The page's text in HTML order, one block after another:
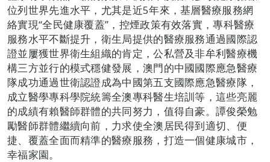
位列世界先進水平，尤其是近5年來，基層醫療服務網
絡實現“全民健康覆蓋”，控煙政策有效落實，專科醫療
服務水平不斷提升，衛生局提供的醫療服務通過國際認
證並屢獲世界衛生組織的肯定，公私營及非牟利醫療機
構三方並行的模式穩健發展，澳門的中國國際應急醫療
隊成功通過世衛認證成為中國第五支國際應急醫療隊，
成立醫學專科學院統籌全澳專科醫生培訓等，這些亮麗
的成績有賴醫師群體的共同努力，值得自豪。譚俊榮勉
勵醫師群體繼續向前，力求使全澳居民得到適切、便
捷、覆蓋全面而精準的醫療服務，打造一個健康城市，
幸福家園。